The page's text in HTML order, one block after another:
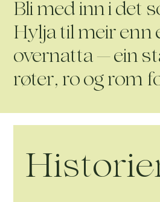
Bli med inn i det
Hylja til meir enn
overnatta — ein
røter, ro og rom